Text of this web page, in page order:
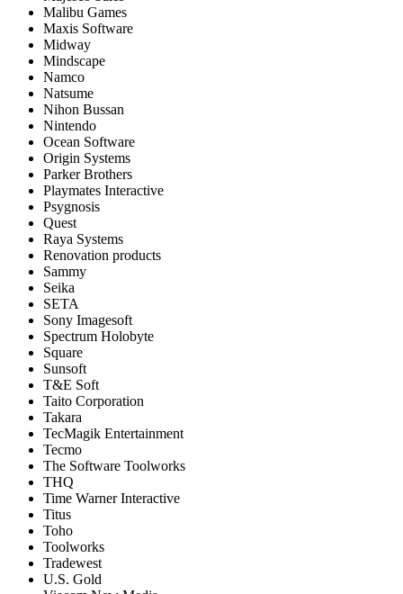
Malibu Games
Maxis Software
Midway
Mindscape
Namco
Natsume
Nihon Bussan
Nintendo
Ocean Software
Origin Systems
Parker Brothers
Playmates Interactive
Psygnosis
Quest
Raya Systems
Renovation products
Sammy
Seika
SETA
Sony Imagesoft
Spectrum Holobyte
Square
Sunsoft
T&E Soft
Taito Corporation
Takara
TecMagik Entertainment
Tecmo
The Software Toolworks
THQ
Time Warner Interactive
Titus
Toho
Toolworks
Tradewest
U.S. Gold